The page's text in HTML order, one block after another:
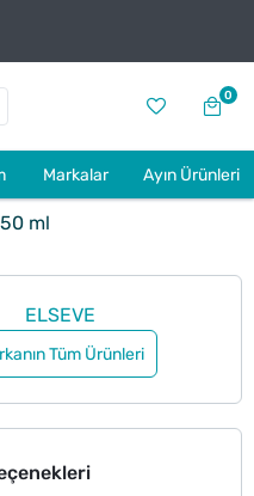
0
Markalar Ayın Ürünleri
ml
ELSEVE
Tüm Ürünleri